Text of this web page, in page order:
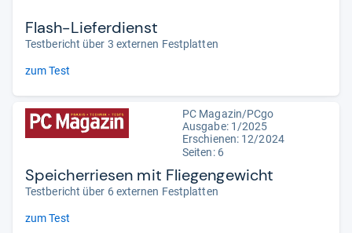
Flash-Lieferdienst
Testbericht über 3 externen Festplatten
zum Test
PC Magazin/PCgo
Ausgabe: 1/2025
Erschienen: 12/2024
Seiten: 6
Speicherriesen mit Fliegengewicht
Testbericht über 6 externen Festplatten
zum Test